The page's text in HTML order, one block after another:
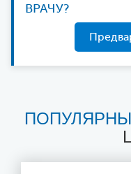
ВРАЧУ?